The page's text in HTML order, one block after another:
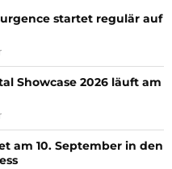
startet regulär auf
Showcase 2026 läuft am
am 10. September in den